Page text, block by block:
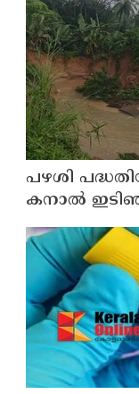
പഴശി
കനാൽ
കുടുംബങ്ങളെ